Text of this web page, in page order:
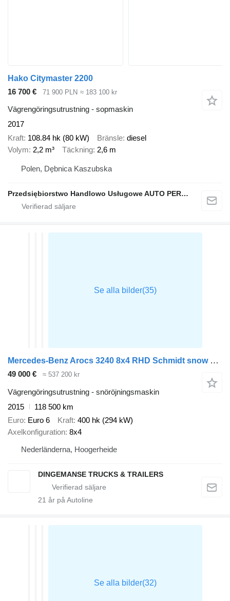
Hako Citymaster 2200
16 700 €
71 900 PLN ≈ 183 100 kr
Vägrengöringsutrustning - sopmaskin
2017
Kraft 108.84 hk (80 kW) Bränsle diesel
Volym 2,2 m³ Täckning 2,6 m
Polen, Dębnica Kaszubska
Przedsiębiorstwo Handlowo Usługowe AUTO PERFEKT Łukasz Skóra
Mercedes-Benz Arocs 3240 8x4 RHD Schmidt snow plough / gritter
49 000 € ≈ 537 200 kr
Vägrengöringsutrustning - snöröjningsmaskin
2015
118 500 km
Euro Euro 6 Kraft 400 hk (294 kW)
Axelkonfiguration 8x4
Nederländerna, Hoogerheide
DINGEMANSE TRUCKS & TRAILERS
21 år på Autoline